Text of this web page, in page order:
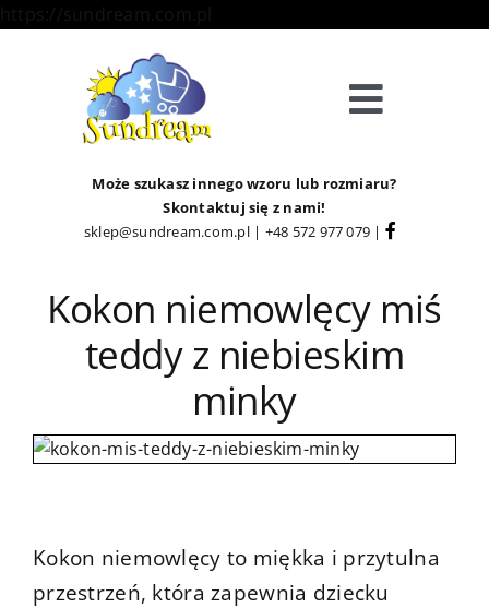
Toggle
Kategorie
Strefa Klienta
O Nas
Może szukasz innego wzoru lub rozmiaru?
Skontaktuj się z nami!
sklep@sundream.com.pl| +48 572 977 079 |
Kokon niemowlęcy miś
teddy z niebieskim
minky
Kokon niemowlęcy to miękka i przytulna
przestrzeń, która zapewnia dziecku